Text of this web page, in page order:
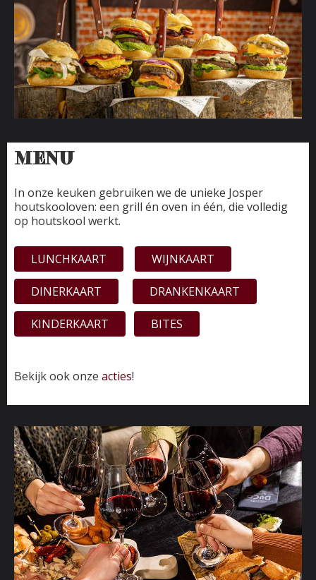
MENU
In onze keuken gebruiken we de unieke Josper
houtskooloven: een grill én oven in één, die volledig
op houtskool werkt.
LUNCHKAART WIJNKAART
DINERKAART DRANKENKAART
KINDERKAART BITES
Bekijk ook onze acties!